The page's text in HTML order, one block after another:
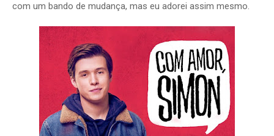
com um bando de mudança, mas eu adorei assim mesmo.